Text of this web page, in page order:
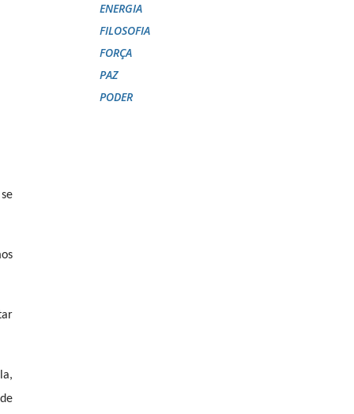
ENERGIA
FILOSOFIA
FORÇA
PAZ
PODER